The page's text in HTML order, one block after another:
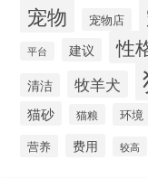
宠物 宠物店
平台 建议 性
清洁 牧羊犬
猫砂 猫粮 环境
营养 费用 较高